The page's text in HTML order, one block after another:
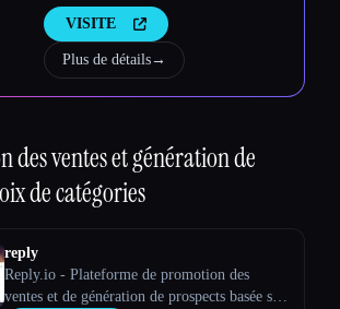
des vidéos cohérents
VISITE
Plus de détails→
des ventes et génération de
de catégories
reply
Reply.io - Plateforme de promotion des
ventes et de génération de prospects basée sur